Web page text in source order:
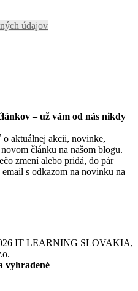
údajov
– už vám od nás nikdy
aktuálnej akcii, novinke,
článku na našom blogu.
zmení alebo pridá, do pár
s odkazom na novinku na
IT LEARNING SLOVAKIA,
vyhradené